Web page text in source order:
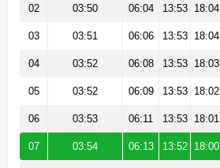
02 03:50 06:04 13:53 18:04
03 03:51 06:06 13:53 18:04
04 03:52 06:08 13:53 18:03
05 03:52 06:09 13:53 18:02
06 03:53 06:11 13:53 18:01
07 03:54 06:13 13:52 18:00